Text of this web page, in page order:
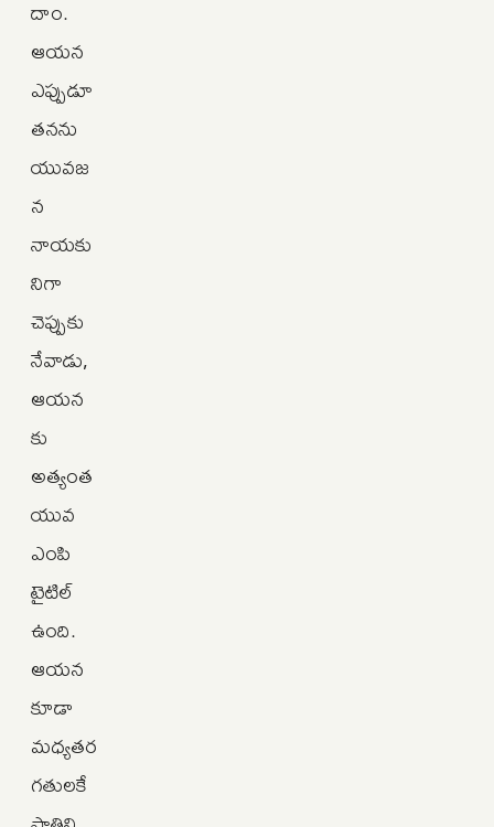
దాం.
ఆయన
ఎప్పుడూ
తనను
యువజ
న
నాయకు
నిగా
చెప్పుకు
నేవాడు,
ఆయన
కు
అత్యంత
యువ
ఎంపి
టైటిల్
ఉంది.
ఆయన
కూడా
మధ్యతర
గతులకే